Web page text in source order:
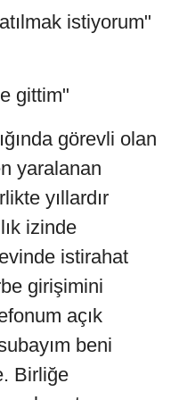
istiyorum"
gittim"
görevli olan
yaralanan
yıllardır
izinde
istirahat
girişimini
açık
beni
Birliğe